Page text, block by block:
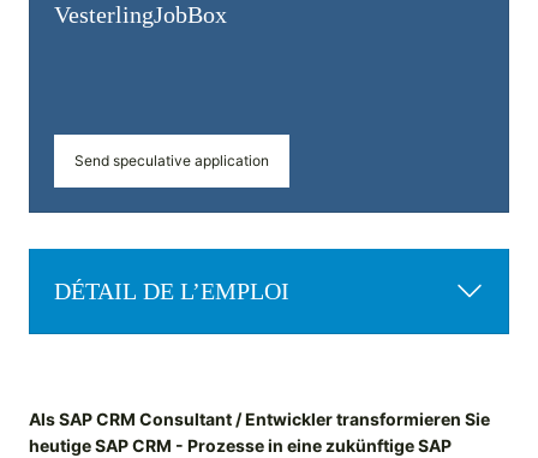
Vesterling­JobBox
Send speculative application
DÉTAIL DE L’EMPLOI
Als SAP CRM Consultant / Entwickler transformieren Sie
heutige SAP CRM - Prozesse in eine zukünftige SAP